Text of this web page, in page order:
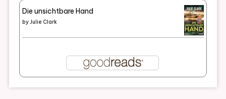
Die unsichtbare Hand
byJulie Clark